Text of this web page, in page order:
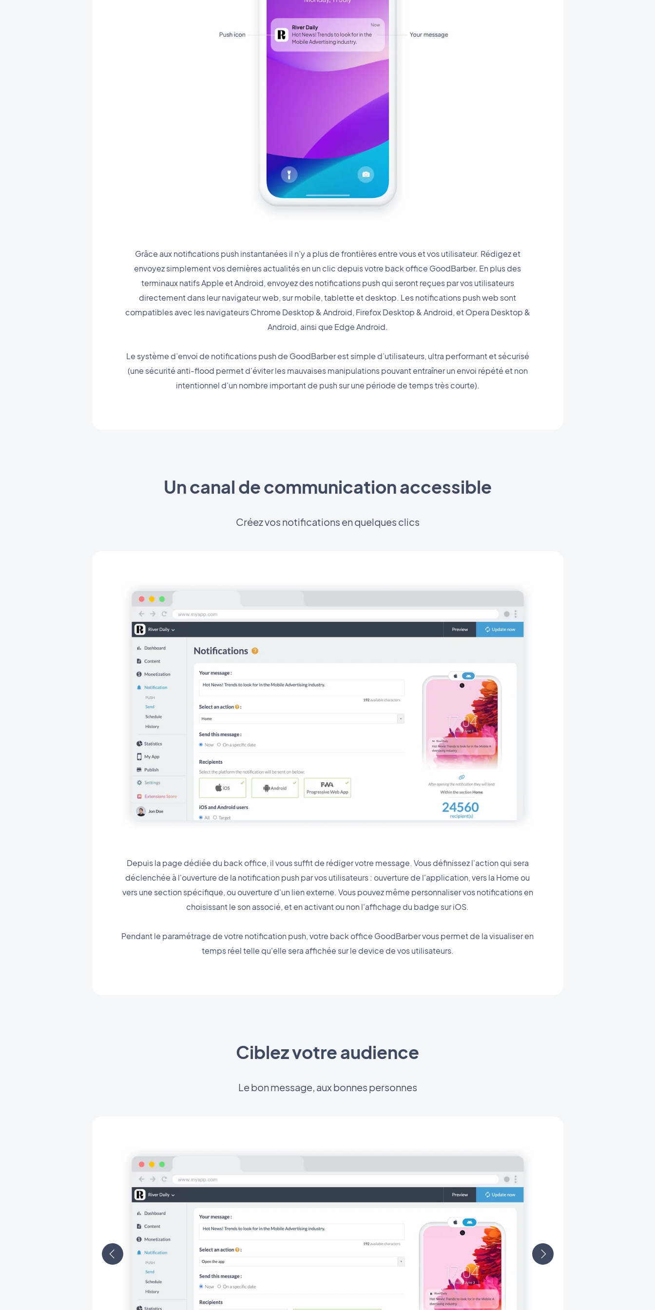
Grâce aux notifications push instantanées il n’y a plus de frontières entre vous et vos utilisateur. Rédigez et
envoyez simplement vos dernières actualités en un clic depuis votre back office GoodBarber. En plus des
terminaux natifs Apple et Android, envoyez des notifications push qui seront reçues par vos utilisateurs
directement dans leur navigateur web, sur mobile, tablette et desktop. Les notifications push web sont
compatibles avec les navigateurs Chrome Desktop & Android, Firefox Desktop & Android, et Opera Desktop &
Android, ainsi que Edge Android.
Le système d’envoi de notifications push de GoodBarber est simple d’utilisateurs, ultra performant et sécurisé
(une sécurité anti-flood permet d'éviter les mauvaises manipulations pouvant entraîner un envoi répété et non
intentionnel d'un nombre important de push sur une période de temps très courte).
Un canal de communication accessible
Créez vos notifications en quelques clics
Depuis la page dédiée du back office, il vous suffit de rédiger votre message. Vous définissez l'action qui sera
déclenchée à l'ouverture de la notification push par vos utilisateurs : ouverture de l'application, vers la Home ou
vers une section spécifique, ou ouverture d'un lien externe. Vous pouvez même personnaliser vos notifications en
choisissant le son associé, et en activant ou non l'affichage du badge sur iOS.
Pendant le paramétrage de votre notification push, votre back office GoodBarber vous permet de la visualiser en
temps réel telle qu'elle sera affichée sur le device de vos utilisateurs.
Ciblez votre audience
Le bon message, aux bonnes personnes